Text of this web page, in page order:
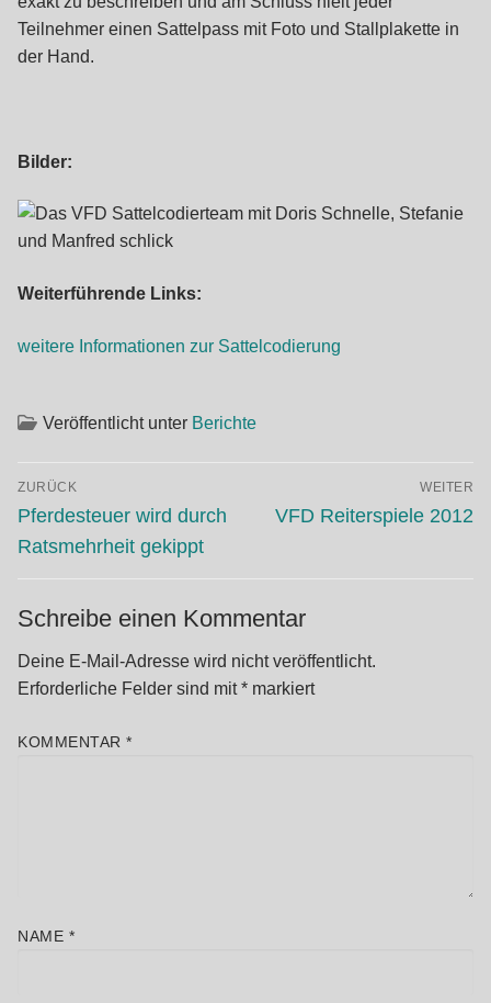
Teilnehmer einen Sattelpass mit Foto und Stallplakette in
der Hand.
Bilder:
Weiterführende Links:
weitere Informationen zur Sattelcodierung
Veröffentlicht unter Berichte
Beitragsnavigation
ZURÜCK
Vorheriger
Beitrag:
Pferdesteuer wird durch
Ratsmehrheit gekippt
WEITER
Nächster
VFD Reiterspiele 2012
Schreibe einen Kommentar
Deine E-Mail-Adresse wird nicht veröffentlicht.
Erforderliche Felder sind mit* markiert
KOMMENTAR *
NAME *